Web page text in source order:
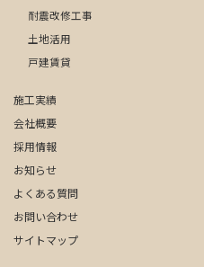
耐震改修工事
土地活用
戸建賃貸
施工実績
会社概要
採用情報
お知らせ
よくある質問
お問い合わせ
サイトマップ